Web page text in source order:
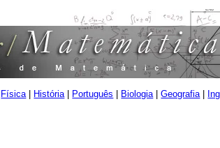
Física| História| Português Biologia|Geografia|